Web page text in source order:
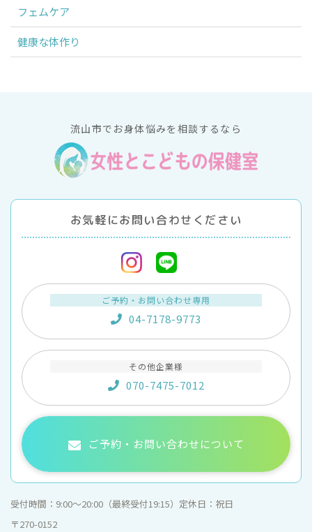
フェムケア
健康な体作り
流山市でお身体悩みを相談するなら
お気軽にお問い合わせください
ご予約・お問い合わせ専用
04-7178-9773
その他企業様
070-7475-7012
ご予約・お問い合わせについて
受付時間： 9:00〜20:00（最終受付19:15） 定休日： 祝日
〒270-0152